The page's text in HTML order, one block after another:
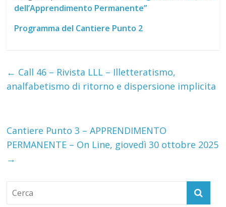
dell’Apprendimento Permanente”
Programma del Cantiere Punto 2
← Call 46 – Rivista LLL – Illetteratismo,
analfabetismo di ritorno e dispersione implicita
Cantiere Punto 3 – APPRENDIMENTO
PERMANENTE – On Line, giovedì 30 ottobre 2025
→